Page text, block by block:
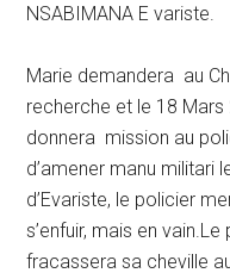
NSABIMANA E variste.
Marie demandera au
recherche et le 18
donnera mission au
d’amener manu militari
d’Evariste, le policier
s’enfuir, mais en
fracassera sa cheville